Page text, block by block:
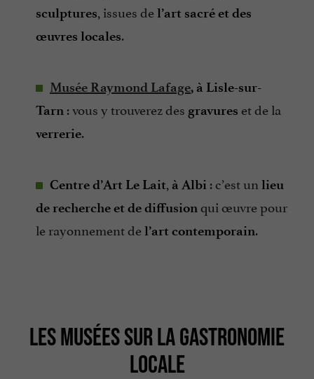
sculptures, issues del’art sacré et des
œuvres locales.
Musée Raymond Lafage, à Lisle-sur-
Tarn : vous y trouverez des gravures et de la
verrerie.
Centre d’Art Le Lait, à Albi : c’est un lieu
de recherche et de diffusionqui œuvre pour
le rayonnement del’art contemporain.
LES MUSÉES SUR LA GASTRONOMIE
LOCALE